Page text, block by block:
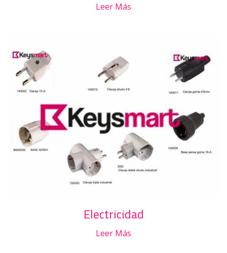
Leer Más
Electricidad
Leer Más